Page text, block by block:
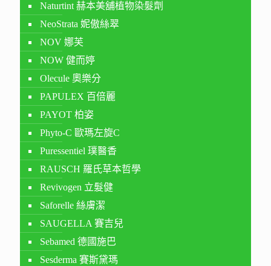
Naturtint 赫本美舖植物染髮劑
NeoStrata 妮傲絲翠
NOV 娜芙
NOW 健而婷
Olecule 奧樂分
PAPULEX 百倍麗
PAYOT 柏姿
Phyto-C 歐瑪左旋C
Puressentiel 璞醫香
RAUSCH 羅氏草本哲學
Revivogen 立髮健
Saforelle 絲膚潔
SAUGELLA 賽吉兒
Sebamed 德國施巴
Sesderma 賽斯黛瑪